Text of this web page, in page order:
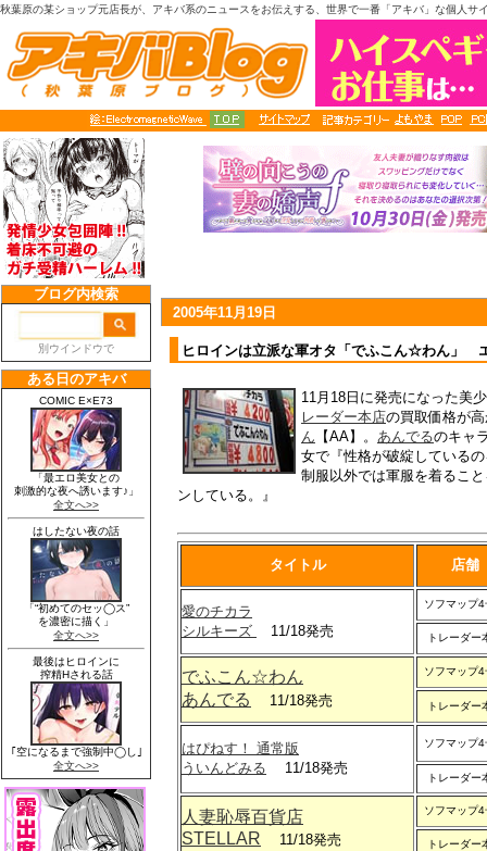
秋葉原の某ショップ元店長が、アキバ系のニュースをお伝えする、世界で一番「アキバ」な個人サ
2005年11月19日
ヒロインは立派な軍オタ「でふこん☆わん」
11月18日に発売になった美
レーダー本店の買取価格が
ん 【AA】。 あんでるのキャ
女で『性格が破綻している
制服以外では軍服を着るこ
ンしている。』
タイトル 店舗
愛のチカラ
シルキーズ
11/18発売
ソフマップ4
トレーダー
でふこん☆わん
あんでる
11/18発売
ソフマップ4
トレーダー
はぴねす！ 通常版
ういんどみる 11/18発売
ソフマップ4
トレーダー
人妻恥辱百貨店
STELLAR
11/18発売
ソフマップ4
トレーダー